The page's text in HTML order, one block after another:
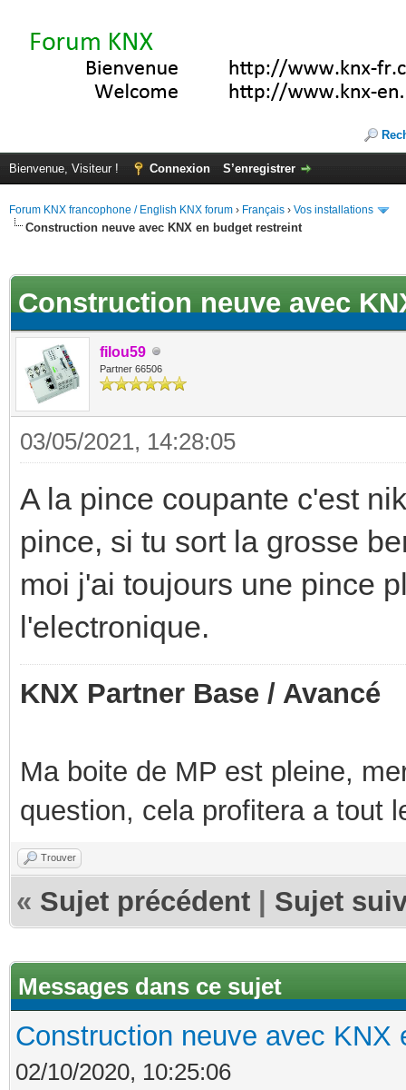
Bienvenue, Visiteur ! Connexion S’enregistrer
Forum KNX francophone / English KNX forum › Français › Vos installations
Construction neuve avec KNX en budget restreint
Construction neuve avec
filou59
Partner 66506
03/05/2021, 14:28:05
A la pince coupante c'est
pince, si tu sort la grosse
moi j'ai toujours une pince
l'electronique.
KNX Partner Base / Avancé
Ma boite de MP est pleine,
question, cela profitera a tout
Trouver
« Sujet précédent Sujet
Messages dans ce sujet
Construction neuve avec KNX
02/10/2020, 10:25:06